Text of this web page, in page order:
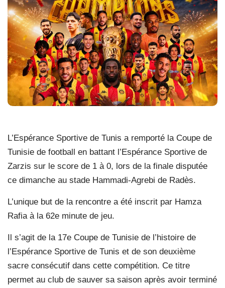
L’Espérance Sportive de Tunis a remporté la Coupe de
Tunisie de football en battant l’Espérance Sportive de
Zarzis sur le score de 1 à 0, lors de la finale disputée
ce dimanche au stade Hammadi-Agrebi de Radès.
L’unique but de la rencontre a été inscrit par Hamza
Rafia à la 62e minute de jeu.
Il s’agit de la 17e Coupe de Tunisie de l’histoire de
l’Espérance Sportive de Tunis et de son deuxième
sacre consécutif dans cette compétition. Ce titre
permet au club de sauver sa saison après avoir terminé